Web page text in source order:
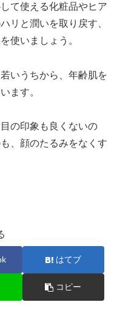
て使える化粧品やヒア
リと潤いを取り戻す、
使いましょう。
いうちから、年齢肌を
ます。
の印象も良くないの
、顔のたるみをなくす
はてブ
コピー